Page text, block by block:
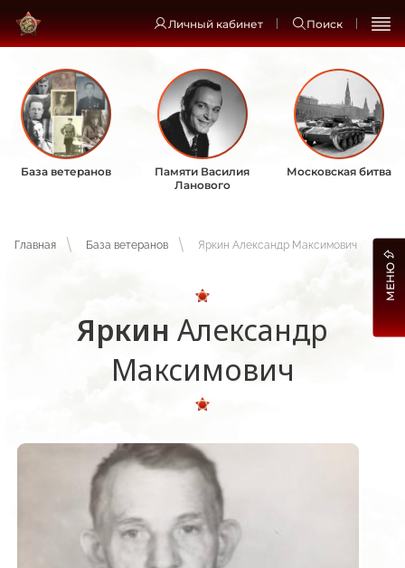
Личный кабинет Поиск
База ветеранов
Памяти Василия
Ланового
Московская битва
Главная База ветеранов Яркин Александр Максимович
Яркин Александр
Максимович
МЕНЮ